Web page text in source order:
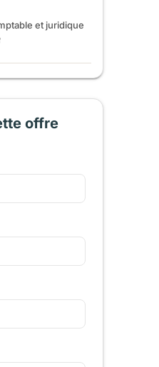
et juridique
offre